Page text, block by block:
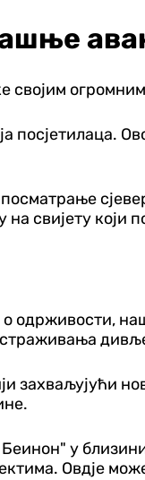
својим
свијету
о
у
Овдје